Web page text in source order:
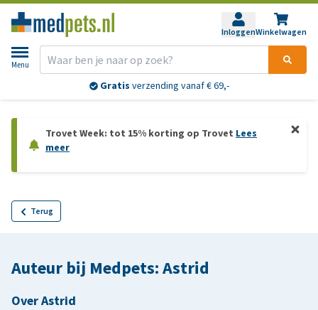
InloggenWinkelwagen
Menu
Gratis verzending vanaf € 69,-
Trovet Week: tot 15% korting op Trovet Lees
meer
Terug
Auteur bij Medpets: Astrid
Over Astrid